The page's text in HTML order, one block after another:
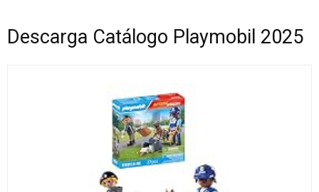
Descarga Catálogo Playmobil 2025